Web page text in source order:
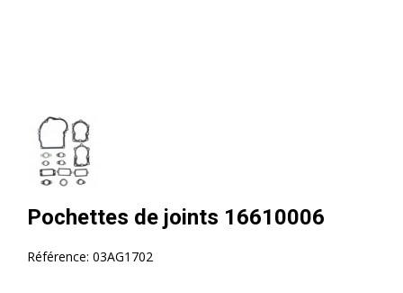
Pochettes de joints 16610006
Référence: 03AG1702